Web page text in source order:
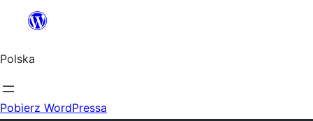
Przejdź
treści
Polska
Pobierz WordPressa